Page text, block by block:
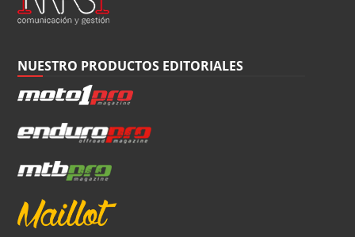
NUESTRO PRODUCTOS EDITORIALES